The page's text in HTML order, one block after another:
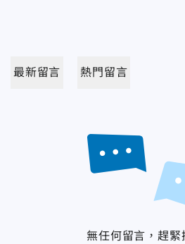
最新留言 熱門留言
無任何留言，趕緊